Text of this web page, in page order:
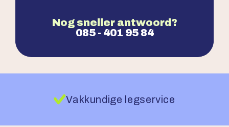
Nog sneller antwoord?
085 - 401 95 84
Vakkundige legservice